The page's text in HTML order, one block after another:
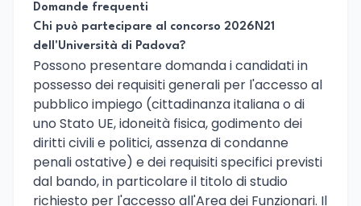
Domande frequenti
Chi può partecipare al concorso 2026N21
dell'Università di Padova?
Possono presentare domanda i candidati in
possesso dei requisiti generali per l'accesso al
pubblico impiego (cittadinanza italiana o di
uno Stato UE, idoneità fisica, godimento dei
diritti civili e politici, assenza di condanne
penali ostative) e dei requisiti specifici previsti
dal bando, in particolare il titolo di studio
richiesto per l'accesso all'Area dei Funzionari. Il